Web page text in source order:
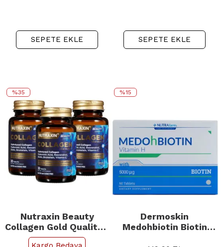
SEPETE EKLE SEPETE EKLE
%35
Nutraxin Beauty
Collagen Gold Quality -
Takviye Edici Gıda 30
%15
Dermoskin
Medohbiotin Biotin